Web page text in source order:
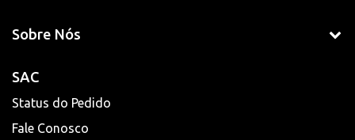
Sobre Nós
SAC
Status do Pedido
Fale Conosco